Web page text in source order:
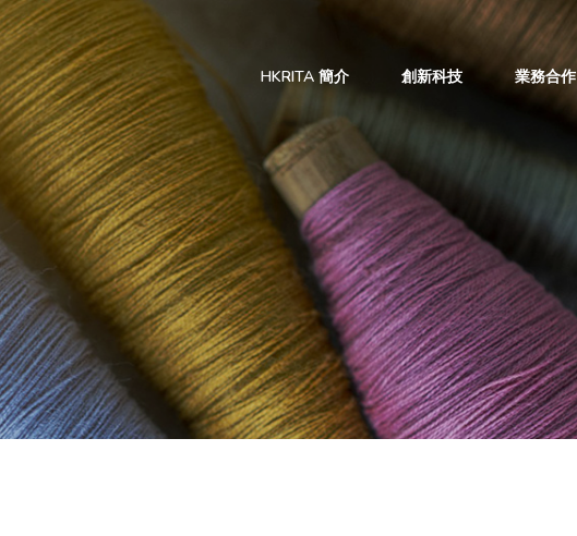
HKRITA 簡介 創新科技 業務合作